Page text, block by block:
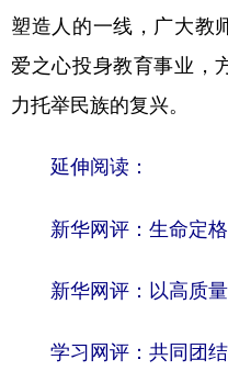
塑造人的一线，广大教
爱之心投身教育事业，
力托举民族的复兴。
延伸阅读：
新华网评：生命定
新华网评：以高质
学习网评：共同团